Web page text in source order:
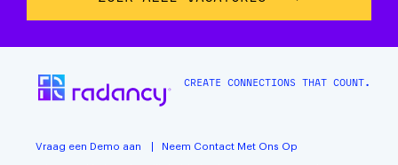
CREATE CONNECTIONS THAT COUNT.
Vraag een Demo aan Neem Contact Met Ons Op